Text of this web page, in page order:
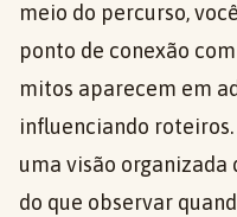
meio do percurso,
ponto de conexão
mitos aparecem em
influenciando
uma visão organizada
do que observar